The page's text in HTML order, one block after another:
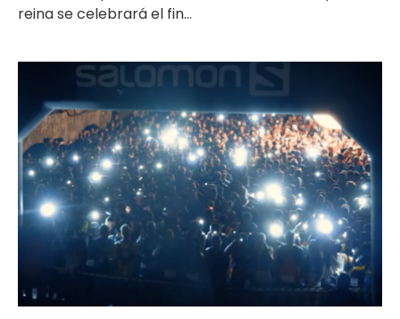
reina se celebrará el fin...